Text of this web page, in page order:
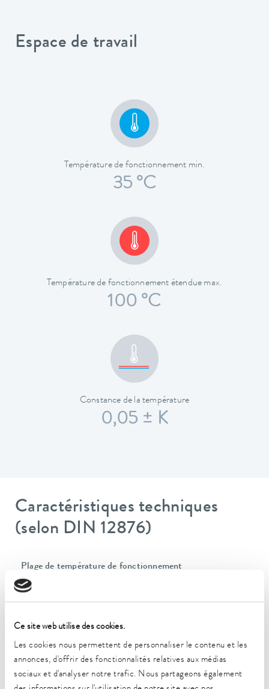
Ce site web utilise des cookies.
Les cookies nous permettent de personnaliser le contenu et les
annonces, d'offrir des fonctionnalités relatives aux médias
sociaux et d'analyser notre trafic. Nous partageons également
Espace de travail
Température de fonctionnement min.
35 °C
Température de fonctionnement étendue max.
100 °C
Constance de la température
0,05 ± K
Caractéristiques techniques
(selon DIN 12876)
Plage de température de fonctionnement
35 ... 100 °C
Plage de température de fonctionnement
-30 ... 100 °C